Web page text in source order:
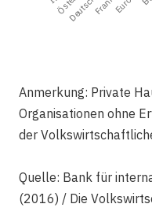
Anmerkung: Private
Organisationen ohne
der
Quelle: Bank für
(2016) / Die